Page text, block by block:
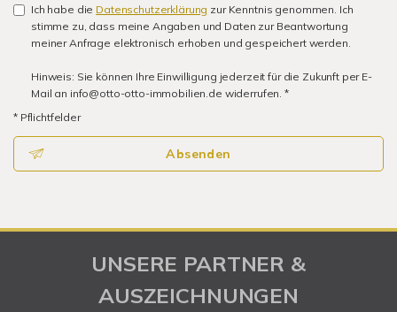
Ich habe die Datenschutzerklärung zur Kenntnis genommen. Ich
stimme zu, dass meine Angaben und Daten zur Beantwortung
meiner Anfrage elektronisch erhoben und gespeichert werden.
Hinweis: Sie können Ihre Einwilligung jederzeit für die Zukunft per E-
Mail an info@otto-otto-immobilien.de widerrufen. *
* Pflichtfelder
Absenden
UNSERE PARTNER &
AUSZEICHNUNGEN